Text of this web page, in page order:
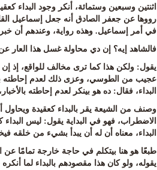
اثنتين وسبعين وستمائة، أنكر وجود البداء
رووها عن جعفر الصادق أنه جعل إسماعيل
في أمر إسماعيل.وهذه رواية، وعندهم أن
فالشاهد إيه؟ إن دي محاولة غسل هذا العار
يقول:ولكن هذا كما ترى مخالف للواقع، إذ إن
عجيب من الطوسي، وعزى ذلك لعدم إحاطته
البداء، فقال: ده هو بينكر لعدم إحاطته
وصنف من الشيعة يقر بالبداء كعقيدة ويحاول أن
الاضطراب، فهو في البداية يقول:ليس البداء
البداء، معناه أن له أن يبدأ بشيء من خلقه
طبعًا هو هنا بيتكلم في حاجة خارجة تمامًا عن
يقوله، ولو كان هذا مقصودهم بالبداء لما